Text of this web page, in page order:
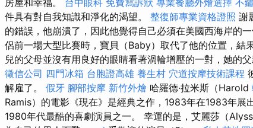
件具有對自我知識和淨化的渴望。 整復師專業資格證照 謝
的錯誤，他崩潰了，因此他覺得自己必須在美國西海岸的
侶前一場大型比賽時，寶貝（Baby）取代了他的位置，結
兒的父母並沒有用良好的眼睛看著渦輪增壓的一對，她的
徵信公司 四門冰箱 台胞證高雄 養生村 穴道按摩技術課程
解雇了。 假牙 腳部按摩 新竹外燴 哈羅德·拉米斯（Harold
Ramis）的電影《現在》是經典之作，1983年在1983年展
1980年代最酷的喜劇演員之一。 幸運的是，艾麗莎（